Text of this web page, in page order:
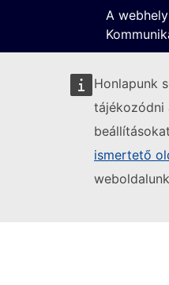
Honlapunk
tájékozódni
ismertető
A
Kövesse